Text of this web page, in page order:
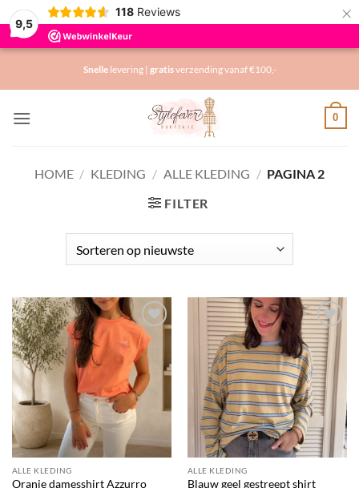
9,5
118 Reviews ×
Snellelevering | gratisverzending vanaf €100,-
0
HOME / KLEDING / ALLE KLEDING / PAGINA 2
FILTER
Toevoegen
aan
verlanglijst
ALLE KLEDING
Oranje damesshirt Azzurro
Toevoegen
aan
verlanglijst
ALLE KLEDING
Blauw geel gestreept shirt